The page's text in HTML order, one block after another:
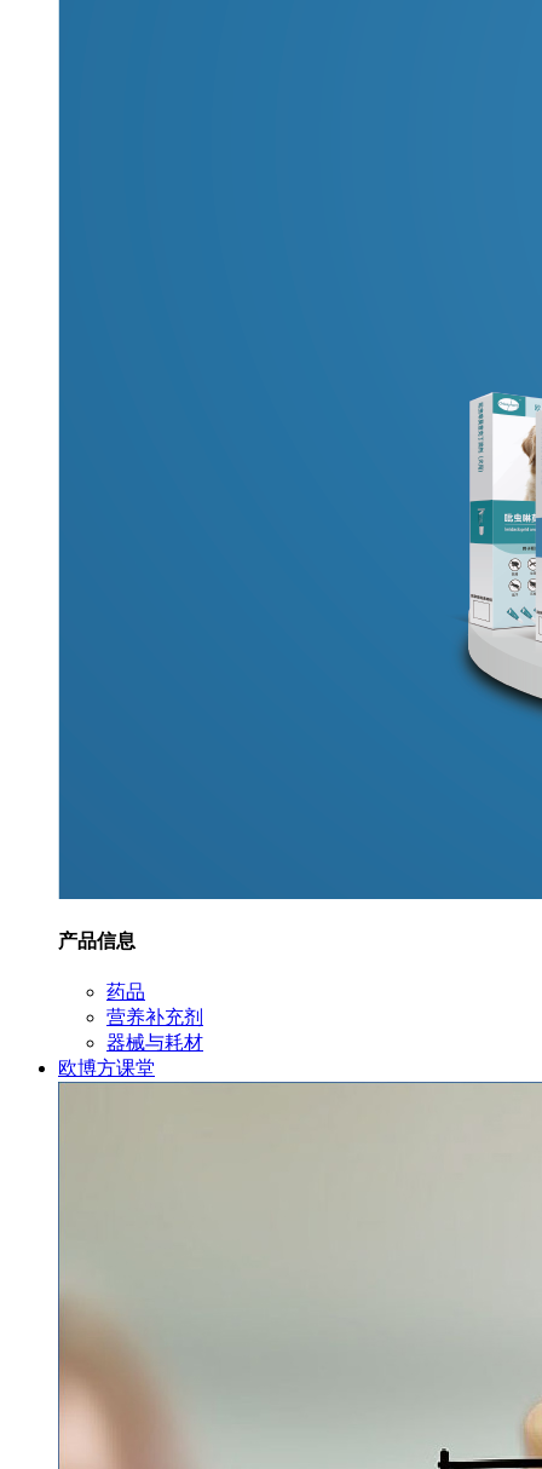
产品信息
药品
营养补充剂
器械与耗材
欧博方课堂